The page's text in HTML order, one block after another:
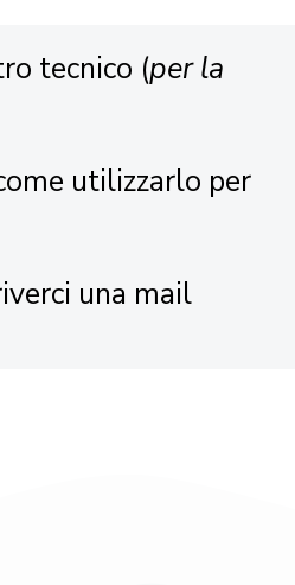
tecnico (per la
utilizzarlo per
una mail